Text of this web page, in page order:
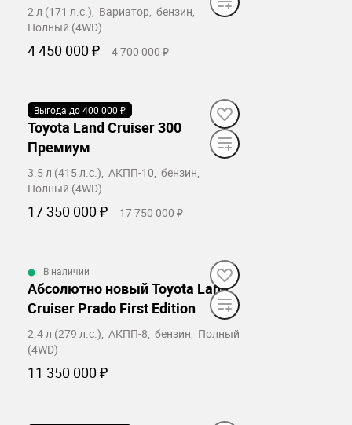
2 л (171 л.с.), Вариатор, бензин,
Полный (4WD)
4 450 000 ₽ 4 700 000 ₽
Выгода до 400 000 ₽
В наличии
Toyota Land Cruiser 300
Премиум
3.5 л (415 л.с.), АКПП-10, бензин,
Полный (4WD)
17 350 000 ₽ 17 750 000 ₽
В наличии
Абсолютно новый Toyota Land
Cruiser Prado First Edition
2.4 л (279 л.с.), АКПП-8, бензин, Полный
(4WD)
11 350 000 ₽